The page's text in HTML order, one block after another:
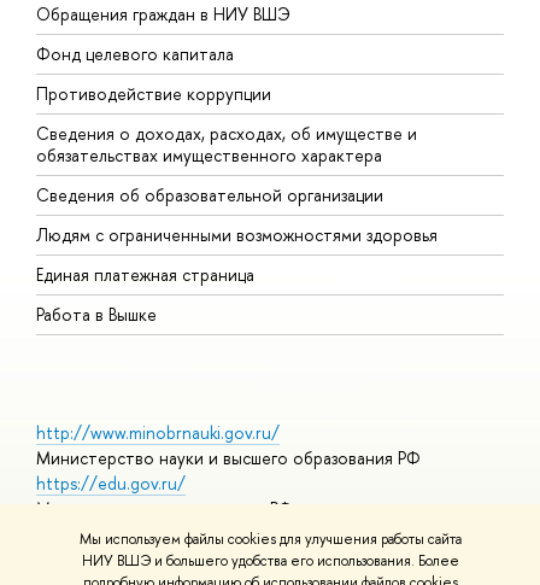
Мы используем файлы cookies для улучшения работы сайта
НИУ ВШЭ и большего удобства его использования. Более
Обращения граждан в НИУ ВШЭ
Фонд целевого капитала
Противодействие коррупции
Сведения о доходах, расходах, об имуществе и
обязательствах имущественного характера
Сведения об образовательной организации
Людям с ограниченными возможностями здоровья
Единая платежная страница
Работа в Вышке
http://www.minobrnauki.gov.ru/
Министерство науки и высшего образования РФ
https://edu.gov.ru/
Министерство просвещения РФ
https://elearning.hse.ru/mooc
Массовые открытые онлайн-курсы